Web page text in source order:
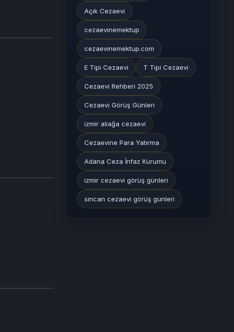
Açık Cezaevi
cezaevinemektup
cezaevinemektup.com
E Tipi Cezaevi T Tipi Cezaevi
Cezaevi Rehberi 2025
Cezaevi Görüş Günleri
izmir aliağa cezaevi
Cezaevine Para Yatırma
Adana Ceza İnfaz Kurumu
izmir cezaevi görüş günleri
sincan cezaevi görüş günleri